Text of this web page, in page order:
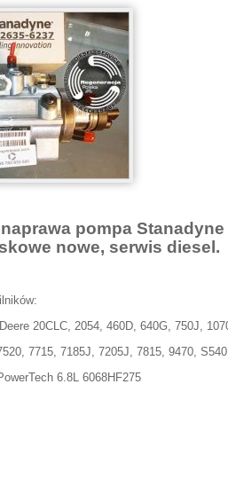
pompa
nowe, serwis diesel.
20CLC, 2054, 460D, 640G, 750J,
7715, 7185J, 7205J, 7815, 9470,
6.8L 6068HF275